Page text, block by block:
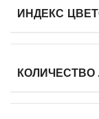
ИНДЕКС